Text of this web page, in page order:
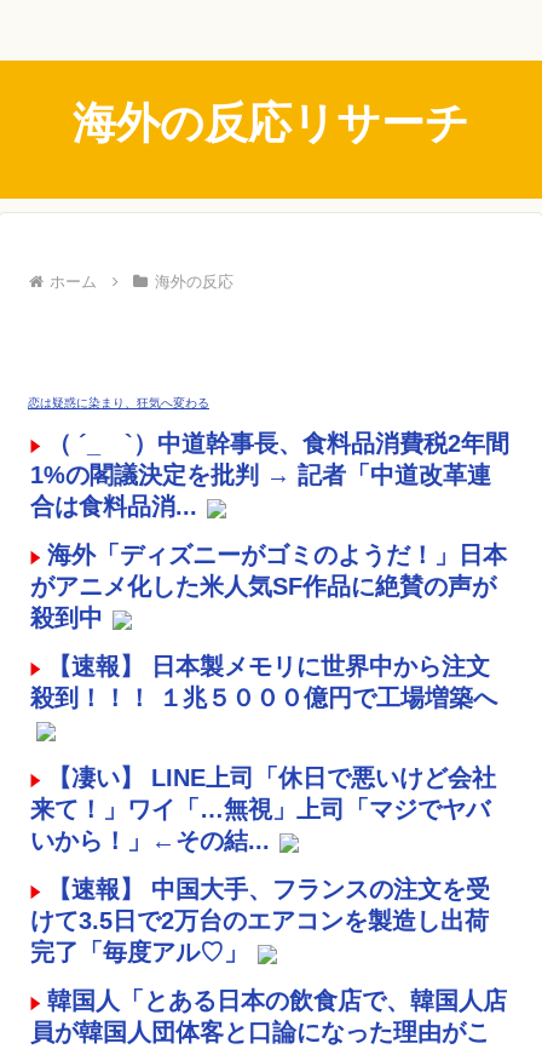
海外の反応リサーチ
ホーム 海外の反応
恋は疑惑に染まり、狂気へ変わる
（ ´_ゝ`）中道幹事長、食料品消費税2年間
1%の閣議決定を批判 → 記者「中道改革連
合は食料品消...
海外「ディズニーがゴミのようだ！」日本
がアニメ化した米人気SF作品に絶賛の声が
殺到中
【速報】 日本製メモリに世界中から注文
殺到！！！ １兆５０００億円で工場増築へ
【凄い】 LINE上司「休日で悪いけど会社
来て！」ワイ「…無視」上司「マジでヤバ
いから！」←その結...
【速報】 中国大手、フランスの注文を受
けて3.5日で2万台のエアコンを製造し出荷
完了「毎度アル♡」
韓国人「とある日本の飲食店で、韓国人店
員が韓国人団体客と口論になった理由がこ